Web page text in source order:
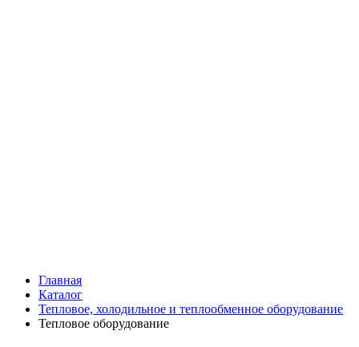
Главная
Каталог
Тепловое, холодильное и теплообменное оборудование
Тепловое оборудование